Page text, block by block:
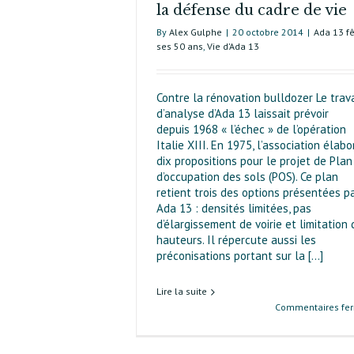
la défense du cadre de vie
By Alex Gulphe | 20 octobre 2014 | Ada 13
ses 50 ans, Vie d’Ada 13
Contre la rénovation bulldozer Le
d’analyse d’Ada 13 laissait prévoir
depuis 1968 « l’échec » de l’opération
Italie XIII. En 1975, l’association
dix propositions pour le projet de Plan
d’occu­pation des sols (POS). Ce plan
retient trois des options présentées
Ada 13 : densités limitées, pas
d’élargissement de voirie et limitation
hauteurs. Il répercute aussi les
préconisations portant sur la [...]
Lire la suite
Commentaires